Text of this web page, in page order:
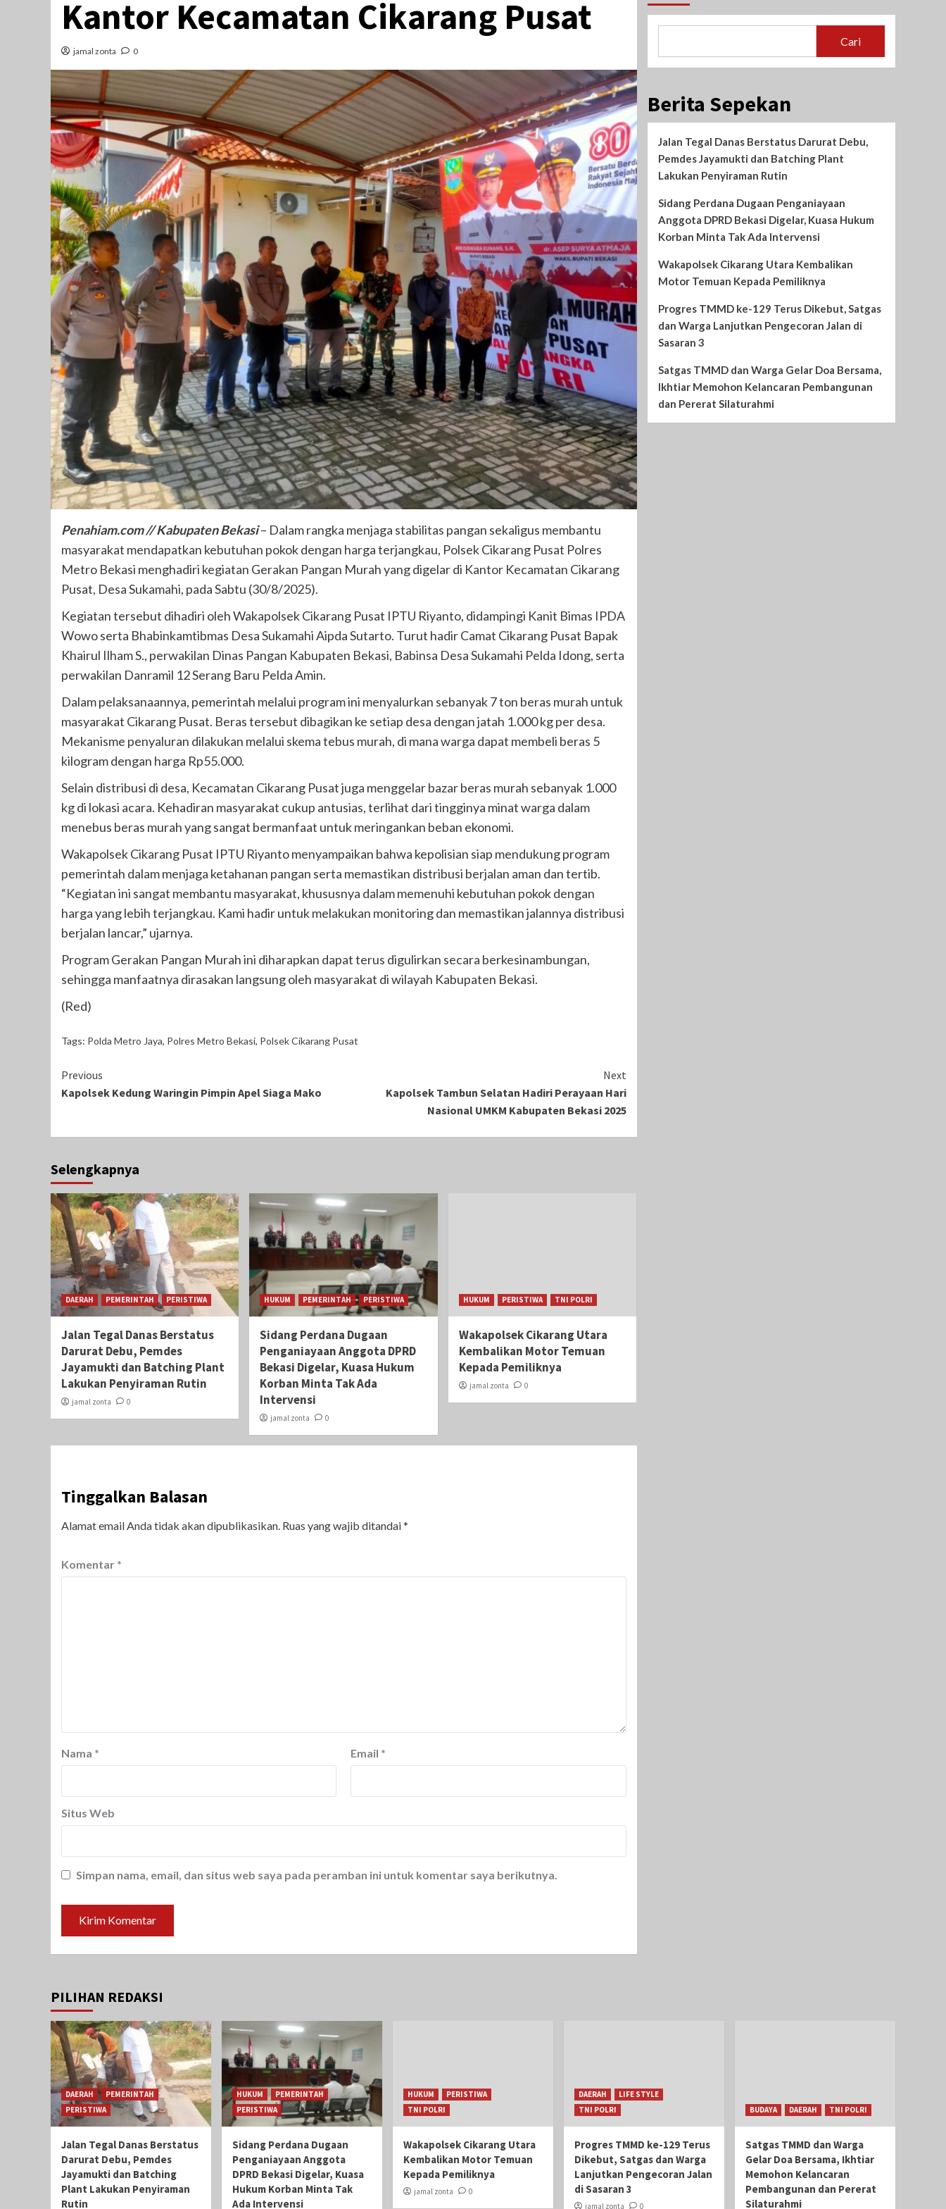
Kantor Kecamatan Cikarang Pusat
jamal zonta 0
Penahiam.com // Kabupaten Bekasi– Dalam rangka menjaga stabilitas pangan sekaligus membantu
masyarakat mendapatkan kebutuhan pokok dengan harga terjangkau, Polsek Cikarang Pusat Polres
Metro Bekasi menghadiri kegiatan Gerakan Pangan Murah yang digelar di Kantor Kecamatan Cikarang
Pusat, Desa Sukamahi, pada Sabtu (30/8/2025).
Kegiatan tersebut dihadiri oleh Wakapolsek Cikarang Pusat IPTU Riyanto, didampingi Kanit Bimas IPDA
Wowo serta Bhabinkamtibmas Desa Sukamahi Aipda Sutarto. Turut hadir Camat Cikarang Pusat Bapak
Khairul Ilham S., perwakilan Dinas Pangan Kabupaten Bekasi, Babinsa Desa Sukamahi Pelda Idong, serta
perwakilan Danramil 12 Serang Baru Pelda Amin.
Dalam pelaksanaannya, pemerintah melalui program ini menyalurkan sebanyak 7 ton beras murah untuk
masyarakat Cikarang Pusat. Beras tersebut dibagikan ke setiap desa dengan jatah 1.000 kg per desa.
Mekanisme penyaluran dilakukan melalui skema tebus murah, di mana warga dapat membeli beras 5
kilogram dengan harga Rp55.000.
Selain distribusi di desa, Kecamatan Cikarang Pusat juga menggelar bazar beras murah sebanyak 1.000
kg di lokasi acara. Kehadiran masyarakat cukup antusias, terlihat dari tingginya minat warga dalam
menebus beras murah yang sangat bermanfaat untuk meringankan beban ekonomi.
Wakapolsek Cikarang Pusat IPTU Riyanto menyampaikan bahwa kepolisian siap mendukung program
pemerintah dalam menjaga ketahanan pangan serta memastikan distribusi berjalan aman dan tertib.
“Kegiatan ini sangat membantu masyarakat, khususnya dalam memenuhi kebutuhan pokok dengan
harga yang lebih terjangkau. Kami hadir untuk melakukan monitoring dan memastikan jalannya distribusi
berjalan lancar,” ujarnya.
Program Gerakan Pangan Murah ini diharapkan dapat terus digulirkan secara berkesinambungan,
sehingga manfaatnya dirasakan langsung oleh masyarakat di wilayah Kabupaten Bekasi.
(Red)
Tags: Polda Metro Jaya, Polres Metro Bekasi, Polsek Cikarang Pusat
Continue
Reading
Previous
Kapolsek Kedung Waringin Pimpin Apel Siaga Mako
Next
Kapolsek Tambun Selatan Hadiri Perayaan Hari
Nasional UMKM Kabupaten Bekasi 2025
Selengkapnya
DAERAH PEMERINTAH PERISTIWA
Jalan Tegal Danas Berstatus
Darurat Debu, Pemdes
Jayamukti dan Batching Plant
Lakukan Penyiraman Rutin
jamal zonta 0
HUKUM PEMERINTAH PERISTIWA
Sidang Perdana Dugaan
Penganiayaan Anggota DPRD
Bekasi Digelar, Kuasa Hukum
Korban Minta Tak Ada
Intervensi
jamal zonta 0
HUKUM PERISTIWA TNI POLRI
Wakapolsek Cikarang Utara
Kembalikan Motor Temuan
Kepada Pemiliknya
jamal zonta 0
Tinggalkan Balasan
Alamat email Anda tidak akan dipublikasikan. Ruas yang wajib ditandai*
Komentar *
Nama * Email *
Situs Web
Simpan nama, email, dan situs web saya pada peramban ini untuk komentar saya berikutnya.
Cari
Berita Sepekan
Jalan Tegal Danas Berstatus Darurat Debu,
Pemdes Jayamukti dan Batching Plant
Lakukan Penyiraman Rutin
Sidang Perdana Dugaan Penganiayaan
Anggota DPRD Bekasi Digelar, Kuasa Hukum
Korban Minta Tak Ada Intervensi
Wakapolsek Cikarang Utara Kembalikan
Motor Temuan Kepada Pemiliknya
Progres TMMD ke-129 Terus Dikebut, Satgas
dan Warga Lanjutkan Pengecoran Jalan di
Sasaran 3
Satgas TMMD dan Warga Gelar Doa Bersama,
Ikhtiar Memohon Kelancaran Pembangunan
dan Pererat Silaturahmi
PILIHAN REDAKSI
DAERAH
PEMERINTAH
PERISTIWA
Jalan Tegal Danas Berstatus
Darurat Debu, Pemdes
Jayamukti dan Batching
Plant Lakukan Penyiraman
Rutin
HUKUM
PEMERINTAH
PERISTIWA
Sidang Perdana Dugaan
Penganiayaan Anggota
DPRD Bekasi Digelar, Kuasa
Hukum Korban Minta Tak
Ada Intervensi
HUKUM
PERISTIWA
TNI POLRI
Wakapolsek Cikarang Utara
Kembalikan Motor Temuan
Kepada Pemiliknya
jamal zonta 0
DAERAH
LIFE STYLE
TNI POLRI
Progres TMMD ke-129 Terus
Dikebut, Satgas dan Warga
Lanjutkan Pengecoran Jalan
di Sasaran 3
jamal zonta 0
BUDAYA DAERAH TNI POLRI
Satgas TMMD dan Warga
Gelar Doa Bersama, Ikhtiar
Memohon Kelancaran
Pembangunan dan Pererat
Silaturahmi